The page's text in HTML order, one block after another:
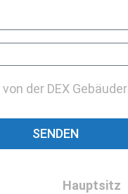
der DEX
SENDEN
Hauptsitz